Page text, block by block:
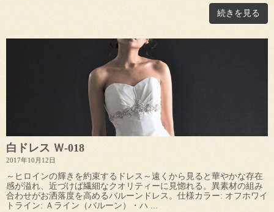
続きを見る
白ドレス Ｗ-018
2017年10月12日
～ヒロインの輝きを約束するドレス～遠くから見ると華やかな存在
感が溢れ、近づけば繊細なクオリティーに見惚れる。異素材の組み
合わせがお洒落度を高めるバルーンドレス。仕様カラー: オフホワイ
トライン: Ａライン（バルーン）・ハ ...